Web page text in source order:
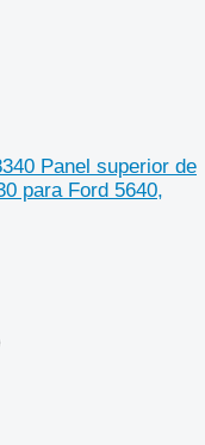
Panel superior de
para Ford 5640,